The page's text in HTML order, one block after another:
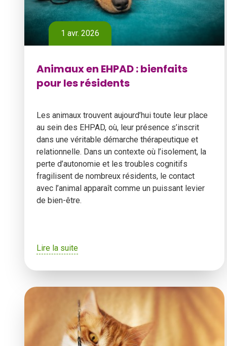
1 avr. 2026
Animaux en EHPAD : bienfaits
pour les résidents
Les animaux trouvent aujourd’hui toute leur place
au sein des EHPAD, où, leur présence s’inscrit
dans une véritable démarche thérapeutique et
relationnelle. Dans un contexte où l’isolement, la
perte d’autonomie et les troubles cognitifs
fragilisent de nombreux résidents, le contact
avec l’animal apparaît comme un puissant levier
de bien-être.
Lire la suite